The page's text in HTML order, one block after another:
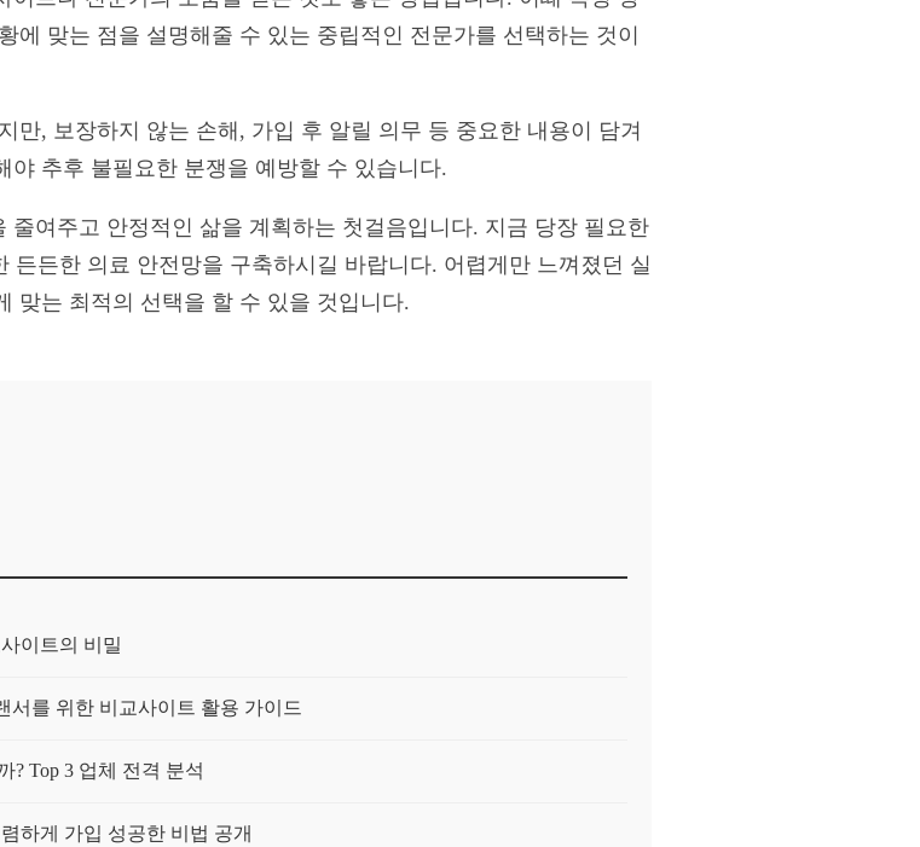
에 맞는 점을 설명해줄 수 있는 중립적인 전문가를 선택하는 것이
만, 보장하지 않는 손해, 가입 후 알릴 의무 등 중요한 내용이 담겨
추후 불필요한 분쟁을 예방할 수 있습니다.
줄여주고 안정적인 삶을 계획하는 첫걸음입니다. 지금 당장 필요한
든든한 의료 안전망을 구축하시길 바랍니다. 어렵게만 느껴졌던 실
맞는 최적의 선택을 할 수 있을 것입니다.
이트의 비밀
서를 위한 비교사이트 활용 가이드
? Top 3 업체 전격 분석
하게 가입 성공한 비법 공개